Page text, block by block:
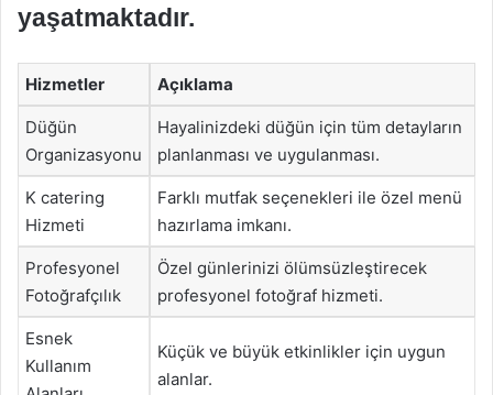
yaşatmaktadır.
Hizmetler Açıklama
Düğün
Organizasyonu
Hayalinizdeki düğün için tüm detayların
planlanması ve uygulanması.
K catering
Hizmeti
Farklı mutfak seçenekleri ile özel menü
hazırlama imkanı.
Profesyonel
Fotoğrafçılık
Özel günlerinizi ölümsüzleştirecek
profesyonel fotoğraf hizmeti.
Esnek
Kullanım
Küçük ve büyük etkinlikler için uygun
alanlar.